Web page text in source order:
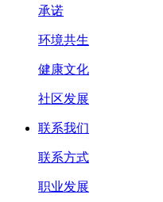
承诺
环境共生
健康文化
社区发展
联系我们
联系方式
职业发展